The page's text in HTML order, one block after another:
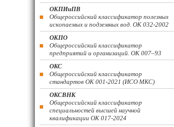
ОКПИиПВ
Общероссийский классификатор полезных
ископаемых и подземных вод. ОК 032-2002
ОКПО
Общероссийский классификатор
предприятий и организаций. ОК 007–93
ОКС
Общероссийский классификатор
стандартов ОК 001-2021 (ИСО МКС)
ОКСВНК
Общероссийский классификатор
специальностей высшей научной
квалификации ОК 017-2024